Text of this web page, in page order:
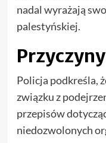
nadal wyrażają
palestyńskiej.
Policja podkreśla,
związku z
przepisów
niedozwolonych